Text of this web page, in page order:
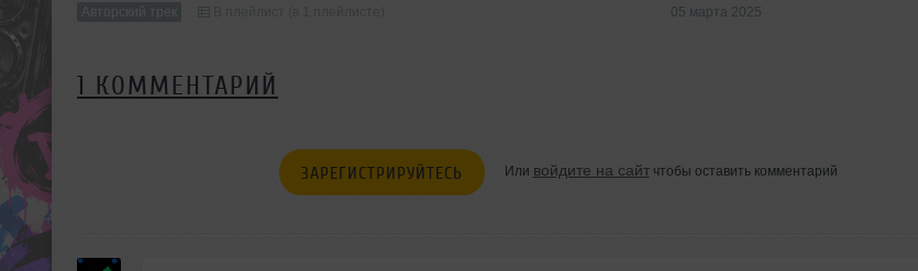
Авторский трек 05 марта 2025
1 КОММЕНТАРИЙ
ЗАРЕГИСТРИРУЙТЕСЬ Или войдите на сайтчтобы оставить комментарий